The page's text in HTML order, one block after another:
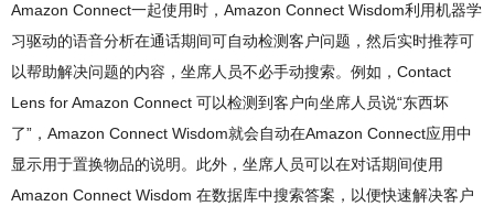
Amazon Connect一起使用时，Amazon Connect Wisdom利用机器学
习驱动的语音分析在通话期间可自动检测客户问题，然后实时推荐可
以帮助解决问题的内容，坐席人员不必手动搜索。例如，Contact
Lens for Amazon Connect 可以检测到客户向坐席人员说“东西坏
了”，Amazon Connect Wisdom就会自动在Amazon Connect应用中
显示用于置换物品的说明。此外，坐席人员可以在对话期间使用
Amazon Connect Wisdom 在数据库中搜索答案，以便快速解决客户